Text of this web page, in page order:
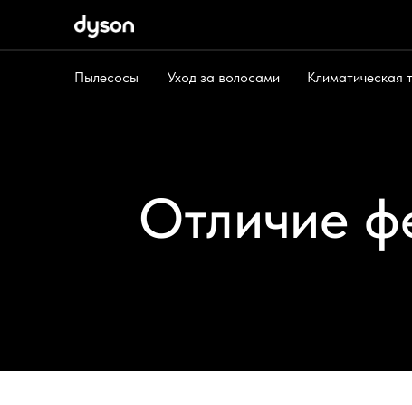
Пылесосы Уход за волосами
Пылесосы Уход за волосами Климатическая
Отличие